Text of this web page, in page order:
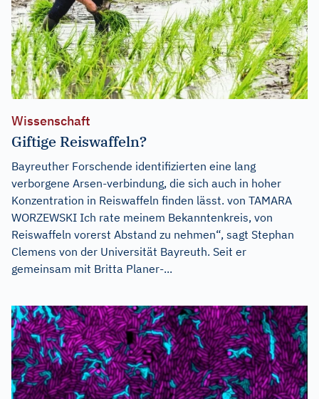
Wissenschaft
Giftige Reiswaffeln?
Bayreuther Forschende identifizierten eine lang
verborgene Arsen-verbindung, die sich auch in hoher
Konzentration in Reiswaffeln finden lässt. von TAMARA
WORZEWSKI Ich rate meinem Bekanntenkreis, von
Reiswaffeln vorerst Abstand zu nehmen“, sagt Stephan
Clemens von der Universität Bayreuth. Seit er
gemeinsam mit Britta Planer-...